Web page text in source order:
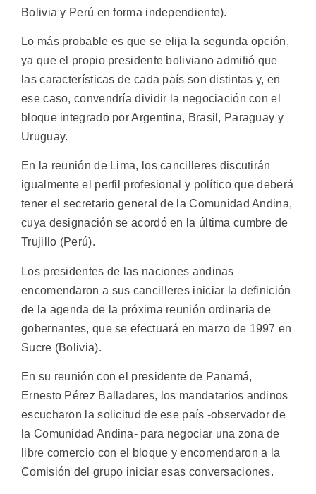
Bolivia y Perú en forma independiente).
Lo más probable es que se elija la segunda opción,
ya que el propio presidente boliviano admitió que
las características de cada país son distintas y, en
ese caso, convendría dividir la negociación con el
bloque integrado por Argentina, Brasil, Paraguay y
Uruguay.
En la reunión de Lima, los cancilleres discutirán
igualmente el perfil profesional y político que deberá
tener el secretario general de la Comunidad Andina,
cuya designación se acordó en la última cumbre de
Trujillo (Perú).
Los presidentes de las naciones andinas
encomendaron a sus cancilleres iniciar la definición
de la agenda de la próxima reunión ordinaria de
gobernantes, que se efectuará en marzo de 1997 en
Sucre (Bolivia).
En su reunión con el presidente de Panamá,
Ernesto Pérez Balladares, los mandatarios andinos
escucharon la solicitud de ese país -observador de
la Comunidad Andina- para negociar una zona de
libre comercio con el bloque y encomendaron a la
Comisión del grupo iniciar esas conversaciones.